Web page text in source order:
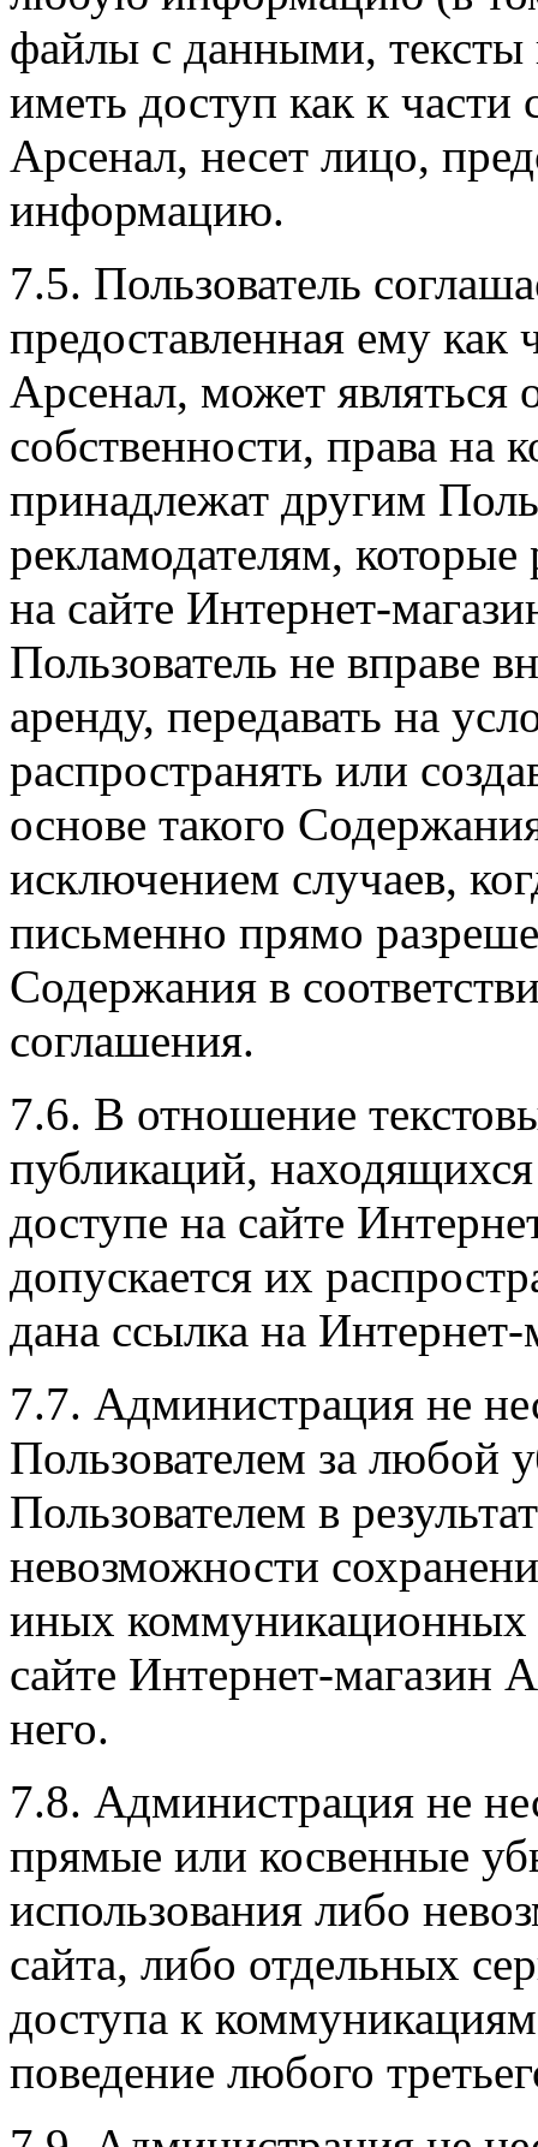
файлы с данными, тексты
иметь доступ как к части
Арсенал, несет лицо,
информацию.
7.5. Пользователь
предоставленная ему как
Арсенал, может являться
собственности, права
принадлежат другим
рекламодателям,
на сайте Интернет-
Пользователь не вправе
аренду, передавать на
распространять или
основе такого
исключением случаев,
письменно прямо
Содержания в
соглашения.
7.6. В отношение
публикаций,
доступе на сайте
допускается их
дана ссылка на Интернет-
7.7. Администрация не
Пользователем за любой
Пользователем в
невозможности
иных
сайте Интернет-магазин
него.
7.8. Администрация не
прямые или косвенные
использования либо
сайта, либо отдельных
доступа к
поведение любого